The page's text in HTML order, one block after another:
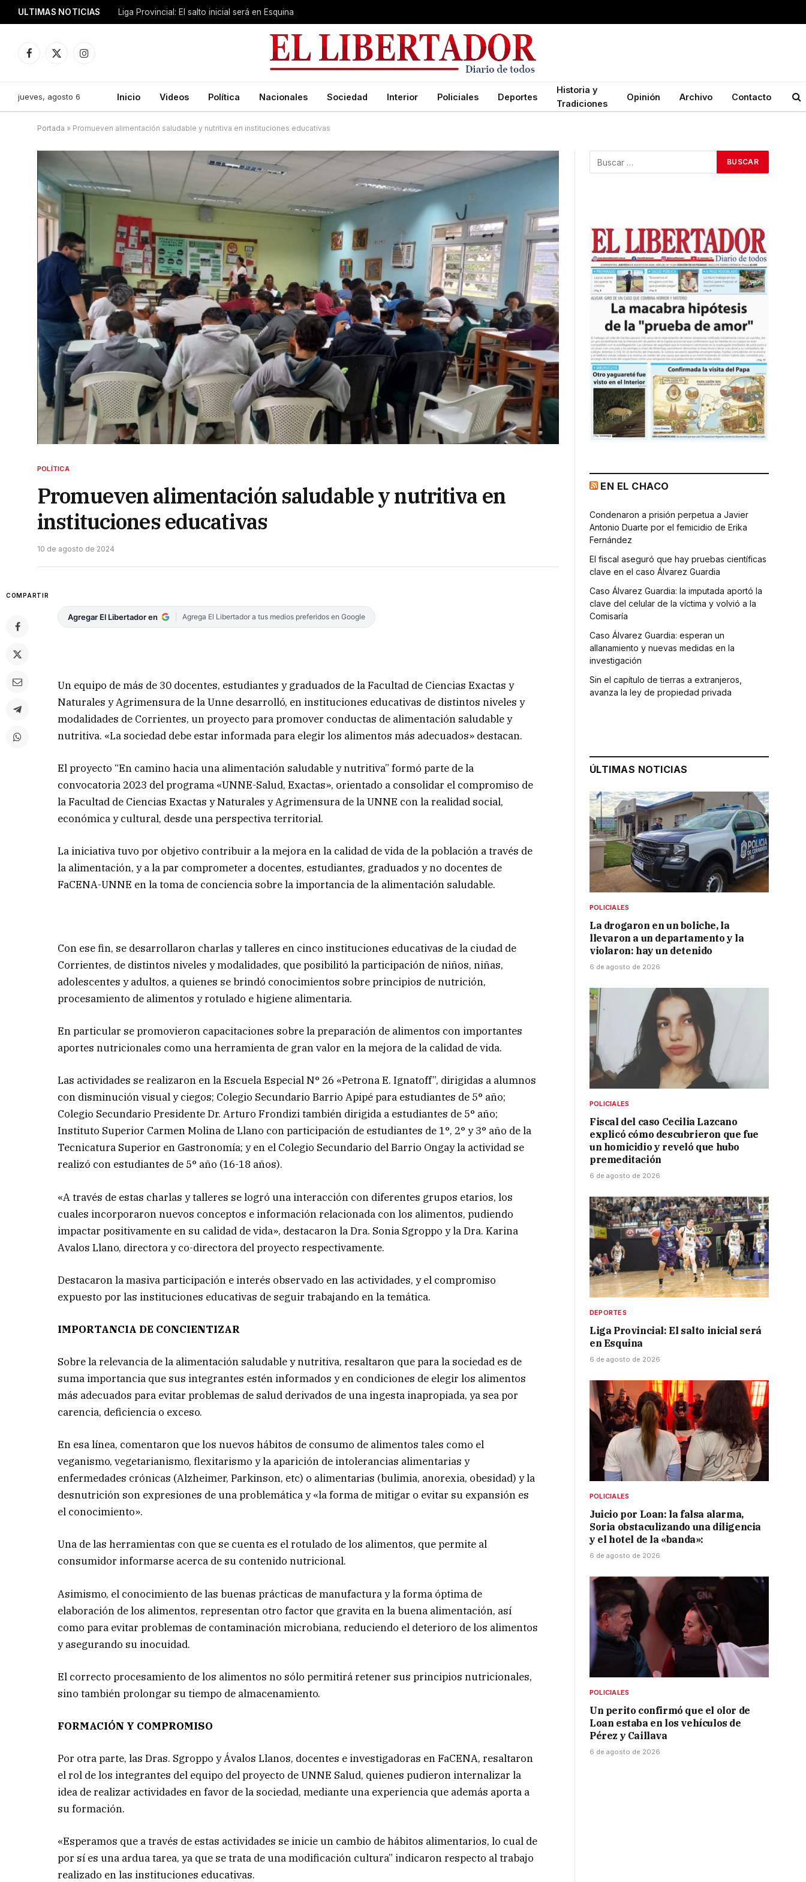
ULTIMAS NOTICIAS Liga Provincial: El salto inicial será en Esquina
Facebook
X
Instagram
jueves, agosto 6 Inicio Videos Política Nacionales Sociedad Interior Policiales Deportes
Historia y
Tradiciones
Opinión Archivo Contacto
Portada » Promueven alimentación saludable y nutritiva en instituciones educativas
POLÍTICA
Promueven alimentación saludable y nutritiva en
instituciones educativas
10 de agosto de 2024
COMPARTIR
Agregar El Libertador en Agrega El Libertador a tus medios preferidos en Google
Un equipo de más de 30 docentes, estudiantes y graduados de la Facultad de Ciencias Exactas y
Naturales y Agrimensura de la Unne desarrolló, en instituciones educativas de distintos niveles y
modalidades de Corrientes, un proyecto para promover conductas de alimentación saludable y
nutritiva. «La sociedad debe estar informada para elegir los alimentos más adecuados» destacan.
El proyecto “En camino hacia una alimentación saludable y nutritiva” formó parte de la
convocatoria 2023 del programa «UNNE-Salud, Exactas», orientado a consolidar el compromiso de
la Facultad de Ciencias Exactas y Naturales y Agrimensura de la UNNE con la realidad social,
económica y cultural, desde una perspectiva territorial.
La iniciativa tuvo por objetivo contribuir a la mejora en la calidad de vida de la población a través de
la alimentación, y a la par comprometer a docentes, estudiantes, graduados y no docentes de
FaCENA-UNNE en la toma de conciencia sobre la importancia de la alimentación saludable.
Con ese fin, se desarrollaron charlas y talleres en cinco instituciones educativas de la ciudad de
Corrientes, de distintos niveles y modalidades, que posibilitó la participación de niños, niñas,
adolescentes y adultos, a quienes se brindó conocimientos sobre principios de nutrición,
procesamiento de alimentos y rotulado e higiene alimentaria.
En particular se promovieron capacitaciones sobre la preparación de alimentos con importantes
aportes nutricionales como una herramienta de gran valor en la mejora de la calidad de vida.
Las actividades se realizaron en la Escuela Especial N° 26 «Petrona E. Ignatoff”, dirigidas a alumnos
con disminución visual y ciegos; Colegio Secundario Barrio Apipé para estudiantes de 5° año;
Colegio Secundario Presidente Dr. Arturo Frondizi también dirigida a estudiantes de 5° año;
Instituto Superior Carmen Molina de Llano con participación de estudiantes de 1°, 2° y 3° año de la
Tecnicatura Superior en Gastronomía; y en el Colegio Secundario del Barrio Ongay la actividad se
realizó con estudiantes de 5° año (16-18 años).
«A través de estas charlas y talleres se logró una interacción con diferentes grupos etarios, los
cuales incorporaron nuevos conceptos e información relacionada con los alimentos, pudiendo
impactar positivamente en su calidad de vida», destacaron la Dra. Sonia Sgroppo y la Dra. Karina
Avalos Llano, directora y co-directora del proyecto respectivamente.
Destacaron la masiva participación e interés observado en las actividades, y el compromiso
expuesto por las instituciones educativas de seguir trabajando en la temática.
IMPORTANCIA DE CONCIENTIZAR
Sobre la relevancia de la alimentación saludable y nutritiva, resaltaron que para la sociedad es de
suma importancia que sus integrantes estén informados y en condiciones de elegir los alimentos
más adecuados para evitar problemas de salud derivados de una ingesta inapropiada, ya sea por
carencia, deficiencia o exceso.
En esa línea, comentaron que los nuevos hábitos de consumo de alimentos tales como el
veganismo, vegetarianismo, flexitarismo y la aparición de intolerancias alimentarias y
enfermedades crónicas (Alzheimer, Parkinson, etc) o alimentarias (bulimia, anorexia, obesidad) y la
desnutrición son expresiones de una problemática y «la forma de mitigar o evitar su expansión es
el conocimiento».
Una de las herramientas con que se cuenta es el rotulado de los alimentos, que permite al
consumidor informarse acerca de su contenido nutricional.
Asimismo, el conocimiento de las buenas prácticas de manufactura y la forma óptima de
elaboración de los alimentos, representan otro factor que gravita en la buena alimentación, así
como para evitar problemas de contaminación microbiana, reduciendo el deterioro de los alimentos
y asegurando su inocuidad.
El correcto procesamiento de los alimentos no sólo permitirá retener sus principios nutricionales,
sino también prolongar su tiempo de almacenamiento.
FORMACIÓN Y COMPROMISO
Por otra parte, las Dras. Sgroppo y Ávalos Llanos, docentes e investigadoras en FaCENA, resaltaron
el rol de los integrantes del equipo del proyecto de UNNE Salud, quienes pudieron internalizar la
idea de realizar actividades en favor de la sociedad, mediante una experiencia que además aporta a
su formación.
«Esperamos que a través de estas actividades se inicie un cambio de hábitos alimentarios, lo cual de
por sí es una ardua tarea, ya que se trata de una modificación cultura” indicaron respecto al trabajo
realizado en las instituciones educativas.
EN EL CHACO
Condenaron a prisión perpetua a Javier
Antonio Duarte por el femicidio de Erika
Fernández
El fiscal aseguró que hay pruebas científicas
clave en el caso Álvarez Guardia
Caso Álvarez Guardia: la imputada aportó la
clave del celular de la víctima y volvió a la
Comisaría
Caso Álvarez Guardia: esperan un
allanamiento y nuevas medidas en la
investigación
Sin el capítulo de tierras a extranjeros,
avanza la ley de propiedad privada
ÚLTIMAS NOTICIAS
POLICIALES
La drogaron en un boliche, la
llevaron a un departamento y la
violaron: hay un detenido
6 de agosto de 2026
POLICIALES
Fiscal del caso Cecilia Lazcano
explicó cómo descubrieron que fue
un homicidio y reveló que hubo
premeditación
6 de agosto de 2026
DEPORTES
Liga Provincial: El salto inicial será
en Esquina
6 de agosto de 2026
POLICIALES
Juicio por Loan: la falsa alarma,
Soria obstaculizando una diligencia
y el hotel de la «banda»:
6 de agosto de 2026
POLICIALES
Un perito confirmó que el olor de
Loan estaba en los vehículos de
Pérez y Caillava
6 de agosto de 2026